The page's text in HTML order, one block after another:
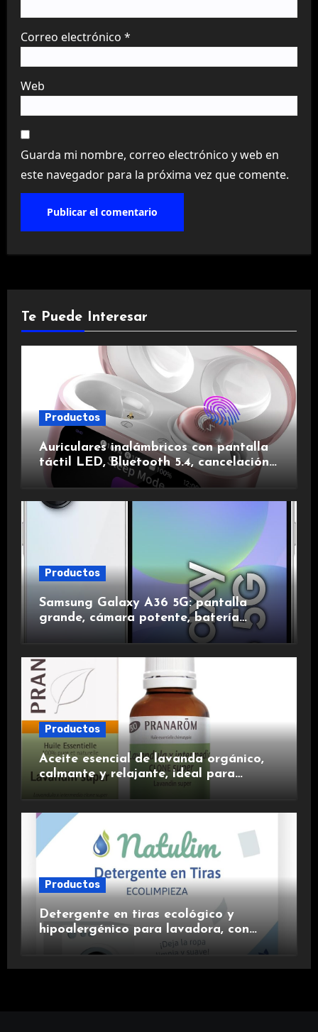
Correo electrónico *
Web
Guarda mi nombre, correo electrónico y web en
este navegador para la próxima vez que comente.
Te Puede Interesar
Productos
Auriculares inalámbricos con pantalla
táctil LED, Bluetooth 5.4, cancelación
de ruido, impermeables y de larga
Productos
Samsung Galaxy A36 5G: pantalla
grande, cámara potente, batería
duradera y carga rápida para una
Productos
Aceite esencial de lavanda orgánico,
calmante y relajante, ideal para
Productos
Detergente en tiras ecológico y
hipoalergénico para lavadora, con
suavizante incluido y fragancia de
lavanda.